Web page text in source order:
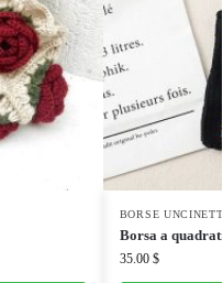
BORSE
Borsa a
35.00 $